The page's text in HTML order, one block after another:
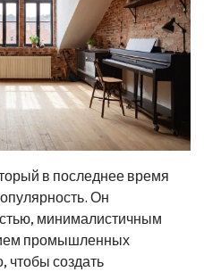
в последнее время
Он
минималистичным
промышленных
чтобы создать